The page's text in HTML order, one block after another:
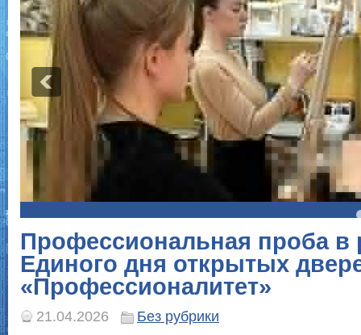
4 5
Профессиональная проба в
Единого дня открытых
«Профессионалитет»
21.04.2026 Без рубрики